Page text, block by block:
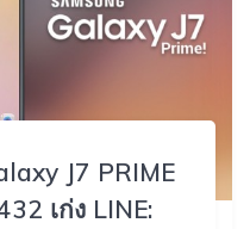
J7 PRIME
เก่ง LINE: